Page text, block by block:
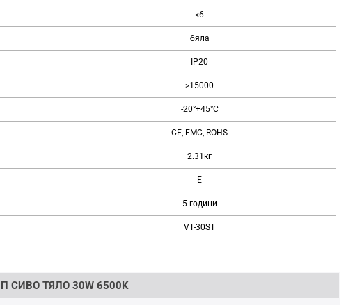
<6
бяла
IP20
>15000
-20°+45°C
CE, EMC, ROHS
2.31кг
Е
5 години
VT-30ST
СИВО ТЯЛО 30W 6500K